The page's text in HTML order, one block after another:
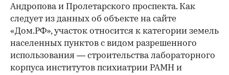
Андропова и Пролетарского проспекта. Как
следует из данных об объекте на сайте
«Дом.РФ», участок относится к категории земель
населенных пунктов с видом разрешенного
использования — cтроительства лабораторного
корпуса институтов психиатрии РАМН и